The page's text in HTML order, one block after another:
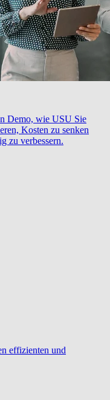
Demo, wie USU Sie
Kosten zu senken
zu verbessern.
effizienten und